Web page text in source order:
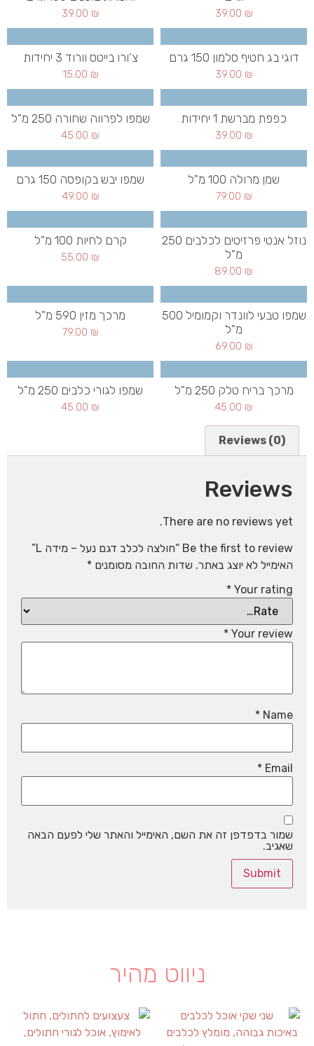
39.00 ₪
39.00 ₪
דוגי בג חטיף סלמון 150 גרם
39.00 ₪
צ'ורו בייטס וורוד 3 יחידות
15.00 ₪
כפפת מברשת 1 יחידות
39.00 ₪
שמפו לפרווה שחורה 250 מ"ל
45.00 ₪
שמן מרולה 100 מ"ל
79.00 ₪
שמפו יבש בקופסה 150 גרם
49.00 ₪
נוזל אנטי פרזיטים לכלבים 250
מ"ל
89.00 ₪
קרם לחיות 100 מ"ל
55.00 ₪
שמפו טבעי לוונדר וקמומיל 500
מ"ל
69.00 ₪
מרכך מזין 590 מ"ל
79.00 ₪
מרכך בריח טלק 250 מ"ל
45.00 ₪
שמפו לגורי כלבים 250 מ"ל
45.00 ₪
Reviews (0)
Reviews
There are no reviews yet.
Be the first to review “חולצה לכלב דגם נעל – מידה L”
האימייל לא יוצג באתר. שדות החובה מסומנים *
Your rating
*
Your review
*
Name
*
Email
*
שמור בדפדפן זה את השם, האימייל והאתר שלי לפעם הבאה
שאגיב.
ניווט מהיר